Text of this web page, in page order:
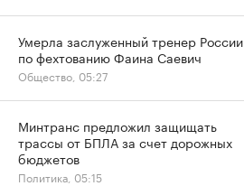
Умерла заслуженный тренер России
по фехтованию Фаина Саевич
Общество, 05:27
Минтранс предложил защищать
трассы от БПЛА за счет дорожных
бюджетов
Политика, 05:15